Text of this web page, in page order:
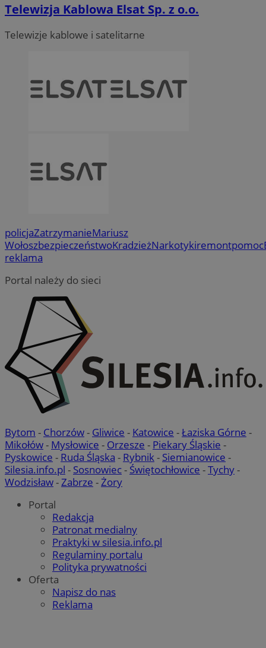
Telewizja Kablowa Elsat Sp. z o.o.
Telewizje kablowe i satelitarne
policjaZatrzymanieMariusz
WołoszbezpieczeństwoKradzieżNarkotykiremontpomoc
reklama
Portal należy do sieci
Bytom - Chorzów- Gliwice - Katowice -Łaziska Górne -
Mikołów- Mysłowice - Orzesze - Piekary Śląskie -
Pyskowice - Ruda Śląska - Rybnik- Siemianowice -
Silesia.info.pl - Sosnowiec- Świętochłowice -Tychy-
Wodzisław-Zabrze -Żory
Portal
Redakcja
Patronat medialny
Praktyki w silesia.info.pl
Regulaminy portalu
Polityka prywatności
Oferta
Napisz do nas
Reklama